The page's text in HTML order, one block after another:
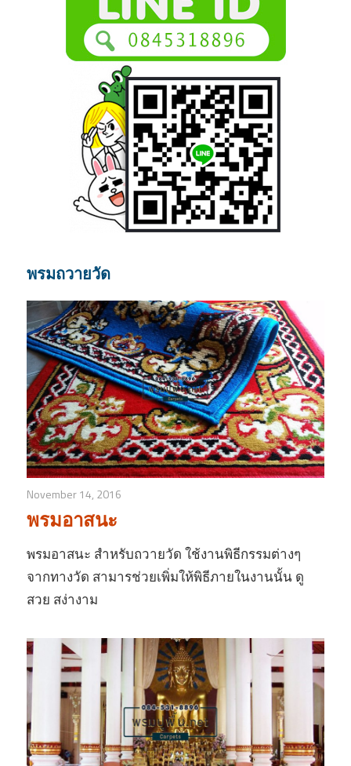
พรมถวายวัด
November 14, 2016
พรมอาสนะ
พรมอาสนะ สำหรับถวายวัด ใช้งานพิธีกรรมต่างๆ
จากทางวัด สามารช่วยเพิ่มให้พิธีภายในงานนั้น ดู
สวย สง่างาม